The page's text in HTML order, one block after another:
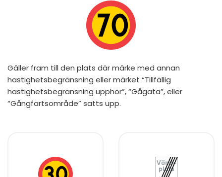
Gäller fram till den plats där märke med annan
hastighetsbegränsning eller märket “Tillfällig
hastighetsbegränsning upphör”, “Gågata”, eller
“Gångfartsområde” satts upp.